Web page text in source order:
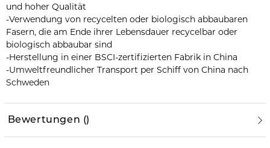
und hoher Qualität
-Verwendung von recycelten oder biologisch abbaubaren
Fasern, die am Ende ihrer Lebensdauer recycelbar oder
biologisch abbaubar sind
-Herstellung in einer BSCI-zertifizierten Fabrik in China
-Umweltfreundlicher Transport per Schiff von China nach
Schweden
Bewertungen ()